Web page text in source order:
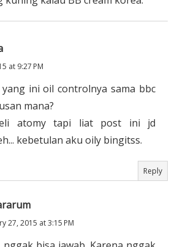
at 9:27 PM
ini oil controlnya sama bbc
mana?
atomy tapi liat post ini jd
kebetulan aku oily bingitss.
Reply
27, 2015 at 3:15 PM